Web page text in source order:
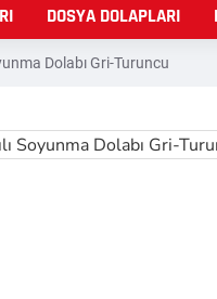
DOSYA DOLAPLARI
Dolabı Gri-Turuncu